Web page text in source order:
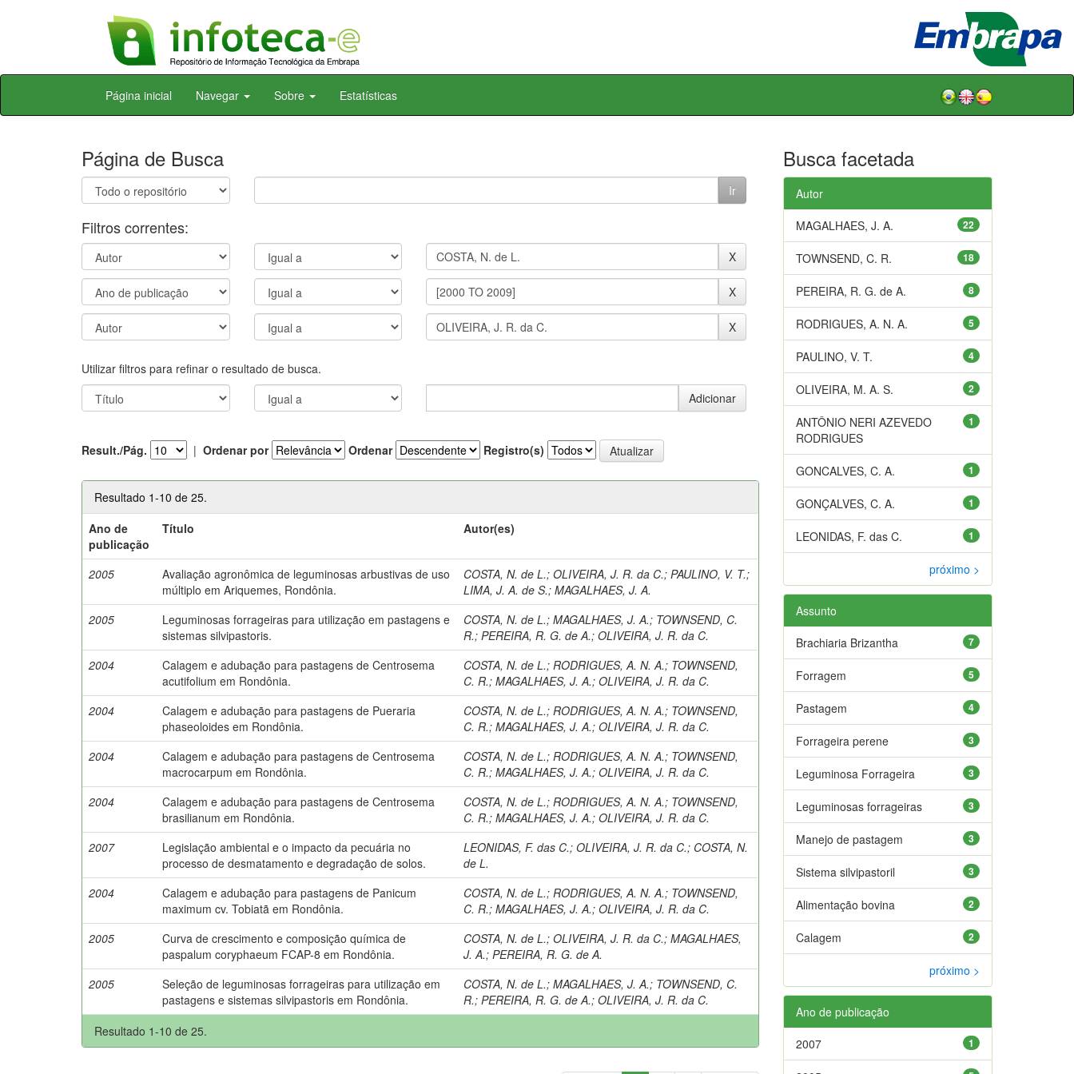
Skip
Página inicial Navegar Sobre Estatísticas
Página de Busca
Filtros correntes:
Utilizar filtros para refinar o resultado de busca.
Result./Pág. | Ordenar por Ordenar Registro(s)
Resultado 1-10 de 25.
Ano de
publicação
Título Autor(es)
2005
Avaliação agronômica de leguminosas arbustivas de uso
múltiplo em Ariquemes, Rondônia.
COSTA, N. de L.;OLIVEIRA, J. R. da C.;PAULINO, V. T.;
LIMA, J. A. de S.;MAGALHAES, J. A.
2005
Leguminosas forrageiras para utilização em pastagens e
sistemas silvipastoris.
COSTA, N. de L.;MAGALHAES, J. A.; TOWNSEND, C.
R.;PEREIRA, R. G. de A.;OLIVEIRA, J. R. da C.
2004
Calagem e adubação para pastagens de Centrosema
acutifolium em Rondônia.
COSTA, N. de L.; RODRIGUES, A. N. A.; TOWNSEND,
C. R.;MAGALHAES, J. A.;OLIVEIRA, J. R. da C.
2004
Calagem e adubação para pastagens de Pueraria
phaseoloides em Rondônia.
COSTA, N. de L.; RODRIGUES, A. N. A.; TOWNSEND,
C. R.;MAGALHAES, J. A.;OLIVEIRA, J. R. da C.
2004
Calagem e adubação para pastagens de Centrosema
macrocarpum em Rondônia.
COSTA, N. de L.; RODRIGUES, A. N. A.; TOWNSEND,
C. R.;MAGALHAES, J. A.;OLIVEIRA, J. R. da C.
2004
Calagem e adubação para pastagens de Centrosema
brasilianum em Rondônia.
COSTA, N. de L.; RODRIGUES, A. N. A.; TOWNSEND,
C. R.;MAGALHAES, J. A.;OLIVEIRA, J. R. da C.
2007
Legislação ambiental e o impacto da pecuária no
processo de desmatamento e degradação de solos.
LEONIDAS, F. das C.;OLIVEIRA, J. R. da C.; COSTA, N.
de L.
2004
Calagem e adubação para pastagens de Panicum
maximum cv. Tobiatã em Rondônia.
COSTA, N. de L.; RODRIGUES, A. N. A.; TOWNSEND,
C. R.;MAGALHAES, J. A.;OLIVEIRA, J. R. da C.
2005
Curva de crescimento e composição química de
paspalum coryphaeum FCAP-8 em Rondônia.
COSTA, N. de L.;OLIVEIRA, J. R. da C.;MAGALHAES,
J. A.;PEREIRA, R. G. de A.
2005
Seleção de leguminosas forrageiras para utilização em
pastagens e sistemas silvipastoris em Rondônia.
COSTA, N. de L.;MAGALHAES, J. A.; TOWNSEND, C.
R.;PEREIRA, R. G. de A.;OLIVEIRA, J. R. da C.
Resultado 1-10 de 25.
Busca facetada
Autor
22
MAGALHAES, J. A.
18
TOWNSEND, C. R.
8
PEREIRA, R. G. de A.
5
RODRIGUES, A. N. A.
4
PAULINO, V. T.
2
OLIVEIRA, M. A. S.
1
ANTÔNIO NERI AZEVEDO
RODRIGUES
1
GONCALVES, C. A.
1
GONÇALVES, C. A.
1
LEONIDAS, F. das C.
próximo >
Assunto
7
Brachiaria Brizantha
5
Forragem
4
Pastagem
3
Forrageira perene
3
Leguminosa Forrageira
3
Leguminosas forrageiras
3
Manejo de pastagem
3
Sistema silvipastoril
2
Alimentação bovina
2
Calagem
próximo >
Ano de publicação
1
2007